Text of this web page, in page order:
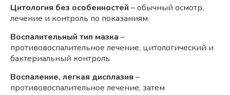
Цитология без особенностей – обычный осмотр,
лечение и контроль по показаниям
Воспалительный тип мазка –
противовоспалительное лечение, цитологический и
бактериальный контроль
Воспаление, легкая дисплазия –
противовоспалительное лечение, затем